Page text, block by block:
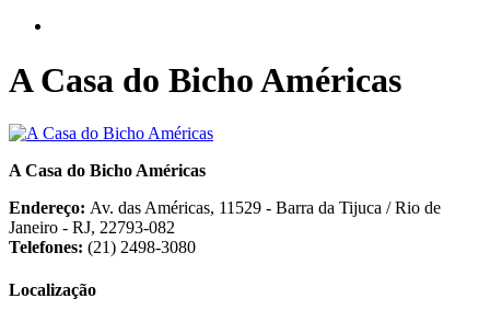
A Casa do Bicho Américas
A Casa do Bicho Américas
Endereço: Av. das Américas, 11529 - Barra da Tijuca / Rio de
Janeiro - RJ, 22793-082
Telefones: (21) 2498-3080
Localização